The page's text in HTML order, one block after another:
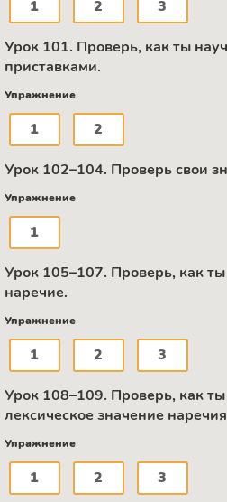
1 2 3
Урок 101. Проверь, как ты
приставками.
Упражнение
1 2
Урок 102–104. Проверь свои
Упражнение
1
Урок 105–107. Проверь, как
наречие.
Упражнение
1 2 3
Урок 108–109. Проверь, как
лексическое значение
Упражнение
1 2 3